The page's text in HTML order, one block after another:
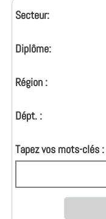
Secteur:
Diplôme:
Région :
Dépt. :
Tapez vos mots-clés :